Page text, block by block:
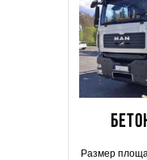
Размер